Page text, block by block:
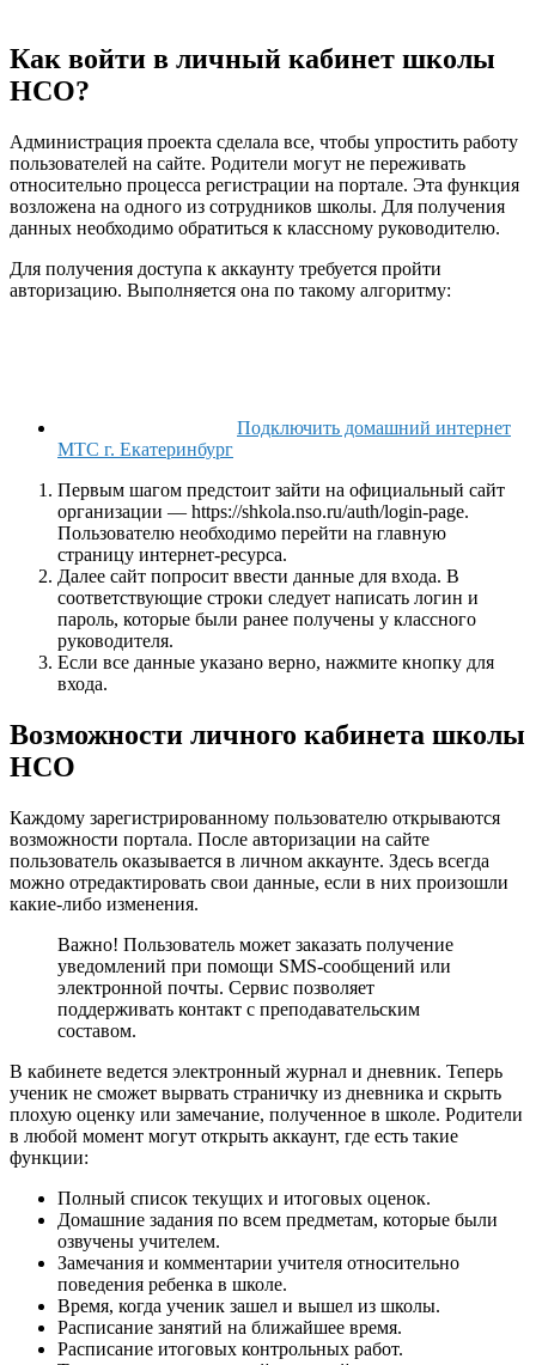
Как войти в личный кабинет школы
НСО?
Администрация проекта сделала все, чтобы упростить работу
пользователей на сайте. Родители могут не переживать
относительно процесса регистрации на портале. Эта функция
возложена на одного из сотрудников школы. Для получения
данных необходимо обратиться к классному руководителю.
Для получения доступа к аккаунту требуется пройти
авторизацию. Выполняется она по такому алгоритму:
Подключить домашний интернет
МТС г. Екатеринбург
Первым шагом предстоит зайти на официальный сайт
организации — https://shkola.nso.ru/auth/login-page.
Пользователю необходимо перейти на главную
страницу интернет-ресурса.
Далее сайт попросит ввести данные для входа. В
соответствующие строки следует написать логин и
пароль, которые были ранее получены у классного
руководителя.
Если все данные указано верно, нажмите кнопку для
входа.
Возможности личного кабинета школы
НСО
Каждому зарегистрированному пользователю открываются
возможности портала. После авторизации на сайте
пользователь оказывается в личном аккаунте. Здесь всегда
можно отредактировать свои данные, если в них произошли
какие-либо изменения.
Важно! Пользователь может заказать получение
уведомлений при помощи SMS-сообщений или
электронной почты. Сервис позволяет
поддерживать контакт с преподавательским
составом.
В кабинете ведется электронный журнал и дневник. Теперь
ученик не сможет вырвать страничку из дневника и скрыть
плохую оценку или замечание, полученное в школе. Родители
в любой момент могут открыть аккаунт, где есть такие
функции:
Полный список текущих и итоговых оценок.
Домашние задания по всем предметам, которые были
озвучены учителем.
Замечания и комментарии учителя относительно
поведения ребенка в школе.
Время, когда ученик зашел и вышел из школы.
Расписание занятий на ближайшее время.
Расписание итоговых контрольных работ.